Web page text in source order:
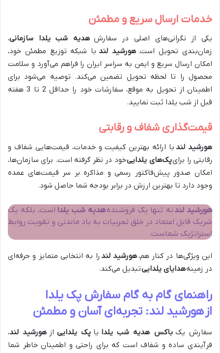
خدمات ارسال سریع و مطمئن
یکی از نگرانی‌های اصلی در سفارش هدیه شب یلدا سازمانی،
زمان‌بندی تحویل است. هورشید لند با شبکه توزیع مطمئن خود،
امکان ارسال سریع و ایمن به سراسر ایران را فراهم می‌آورد و سلامت
محصول را تا لحظه تحویل تضمین می‌کند. توصیه می‌شود برای
اطمینان از تحویل به موقع، سفارشات خود را حداقل 2 تا 3 هفته
قبل از شب یلدا ثبت نمایید.
قیمت‌گذاری شفاف و رقابتی
هورشید لند با ارائه بهترین کیفیت و خدمات، قیمت‌هایی شفاف و
رقابتی را برایپک‌های یلداییخود در نظر گرفته است. برای سازمان‌ها،
امکان صدور پیش‌فاکتور رسمی و مذاکره بر سر قیمت‌های عمده
وجود دارد تا بهترین ارزش در برابر بودجه شما حاصل شود.
هورشید لند نه تنها یک فروشندههدیه شب یلدا است، بلکه یک
شریک قابل اعتماد در خلق تجربیات به یاد ماندنی و تقویت روابط
استراتژیک شماست.
این ویژگی‌ها در کنار هم،هورشید لند را به انتخابی متمایز و حرفه‌ای
در زمینههدایای یلداییتبدیل می‌کند.
راهنمای گام به گام سفارش پک یلدا
ازهورشید لند: تجربه‌ای آسان و مطمئن
سفارش یک باکس هدیه شب یلدا یا پک یلدایی از هورشید لند،
فرآیندی ساده و شفاف است که برای راحتی و اطمینان خاطر شما